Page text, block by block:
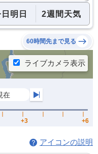
明日 2週間天気
60時間先まで見る
アイコンの説明